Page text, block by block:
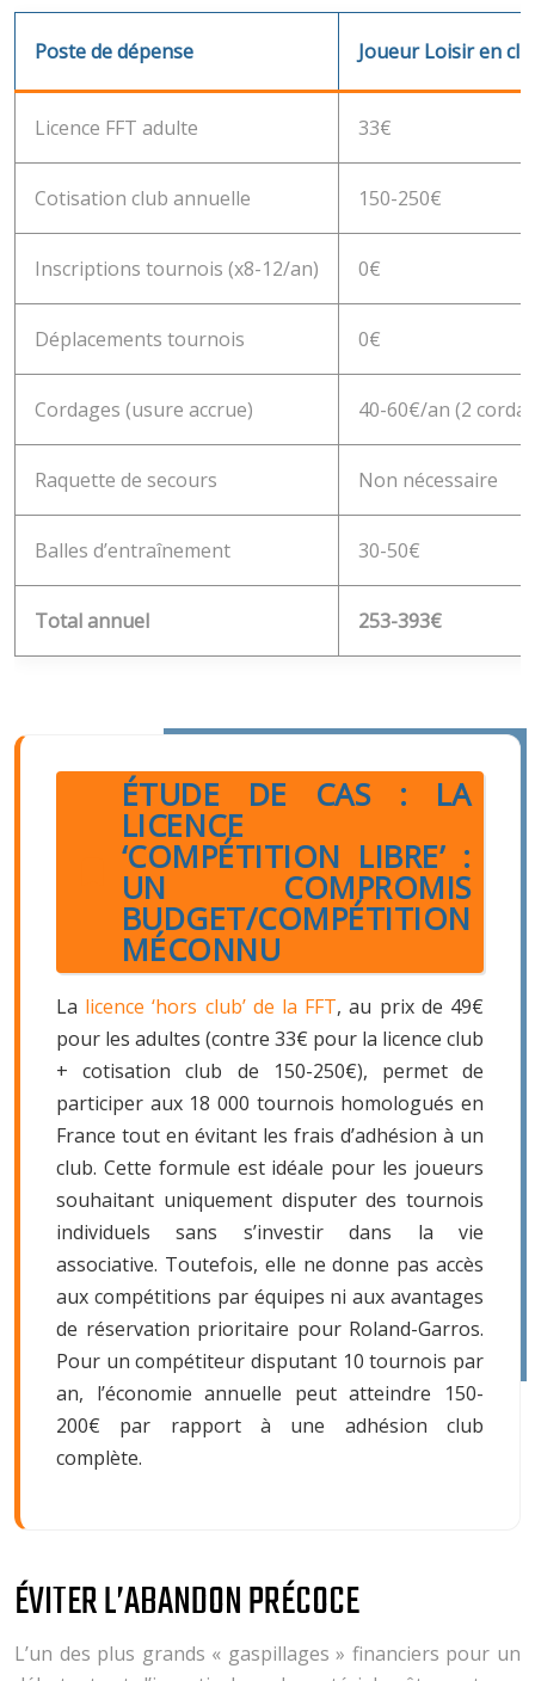
Poste de dépense Joueur Loisir en
Licence FFT adulte 33€
Cotisation club annuelle 150-250€
Inscriptions tournois (x8-12/an) 0€
Déplacements tournois 0€
Cordages (usure accrue) 40-60€/an (2
Raquette de secours Non nécessaire
Balles d’entraînement 30-50€
Total annuel 253-393€
ÉTUDE DE CAS : LA
LICENCE
‘COMPÉTITION LIBRE’ :
UN COMPROMIS
BUDGET/COMPÉTITION
MÉCONNU
La licence ‘hors club’ de la FFT, au prix de 49€
pour les adultes (contre 33€ pour la licence club
+ cotisation club de 150-250€), permet de
participer aux 18 000 tournois homologués en
France tout en évitant les frais d’adhésion à un
club. Cette formule est idéale pour les joueurs
souhaitant uniquement disputer des tournois
individuels sans s’investir dans la vie
associative. Toutefois, elle ne donne pas accès
aux compétitions par équipes ni aux avantages
de réservation prioritaire pour Roland-Garros.
Pour un compétiteur disputant 10 tournois par
an, l’économie annuelle peut atteindre 150-
200€ par rapport à une adhésion club
complète.
ÉVITER L’ABANDON PRÉCOCE
L’un des plus grands « gaspillages » financiers pour un